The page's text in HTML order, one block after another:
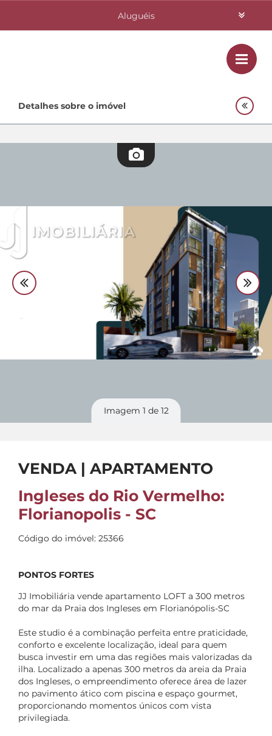
Aluguéis
Investimentos
Quem Somos
Fale Conosco 48 3364-0079
Divulgue seu imóvel
Detalhes sobre o imóvel
Imagem 1 de 12
VENDA | APARTAMENTO
Ingleses do Rio Vermelho:
Florianopolis - SC
Código do imóvel: 25366
PONTOS FORTES
JJ Imobiliária vende apartamento LOFT a 300 metros
do mar da Praia dos Ingleses em Florianópolis-SC
Este studio é a combinação perfeita entre praticidade,
conforto e excelente localização, ideal para quem
busca investir em uma das regiões mais valorizadas da
ilha. Localizado a apenas 300 metros da areia da Praia
dos Ingleses, o empreendimento oferece área de lazer
no pavimento ático com piscina e espaço gourmet,
proporcionando momentos únicos com vista
privilegiada.